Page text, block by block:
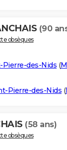
(90
obsèques
Pierre-des-Nids (
Pierre-des-Nids (
(58 ans)
obsèques